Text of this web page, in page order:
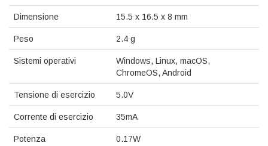
Dimensione 15.5 x 16.5 x 8 mm
Peso 2.4 g
Sistemi operativi
Windows, Linux, macOS,
ChromeOS, Android
Tensione di esercizio 5.0V
Corrente di esercizio 35mA
Potenza 0.17W